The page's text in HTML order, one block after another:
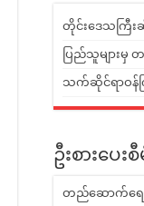
တိုင်းဒေသကြီး
ပြည်သူများမှ တ
သက်ဆိုင်ရာဝန်ကြီ
ဦးစားပေး
တည်ဆောက်ရေး